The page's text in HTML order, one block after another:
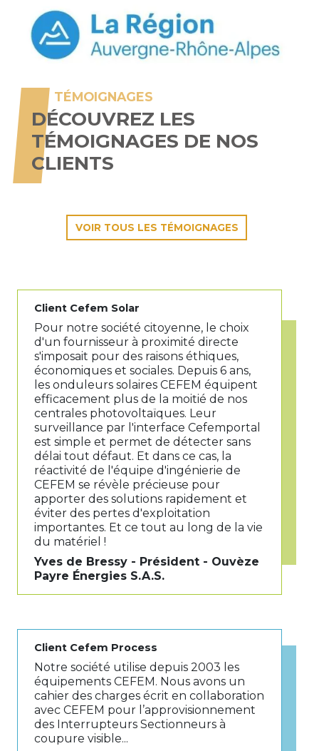
TÉMOIGNAGES
DÉCOUVREZ LES
TÉMOIGNAGES DE NOS
CLIENTS
VOIR TOUS LES TÉMOIGNAGES
Client Cefem Solar
Pour notre société citoyenne, le choix
d'un fournisseur à proximité directe
s'imposait pour des raisons éthiques,
économiques et sociales. Depuis 6 ans,
les onduleurs solaires CEFEM équipent
efficacement plus de la moitié de nos
centrales photovoltaïques. Leur
surveillance par l'interface Cefemportal
est simple et permet de détecter sans
délai tout défaut. Et dans ce cas, la
réactivité de l'équipe d'ingénierie de
CEFEM se révèle précieuse pour
apporter des solutions rapidement et
éviter des pertes d'exploitation
importantes. Et ce tout au long de la vie
du matériel !
Yves de Bressy - Président - Ouvèze
Payre Énergies S.A.S.
Client Cefem Process
Notre société utilise depuis 2003 les
équipements CEFEM. Nous avons un
cahier des charges écrit en collaboration
avec CEFEM pour l’approvisionnement
des Interrupteurs Sectionneurs à
coupure visible...